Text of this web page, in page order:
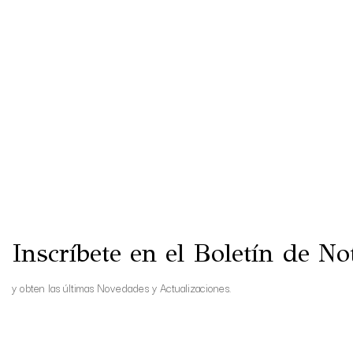
Inscríbete en el Boletín de
y obten las últimas Novedades y Actualizaciones.